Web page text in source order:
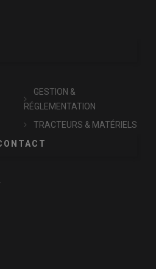
GESTION &
RÉGLEMENTATION
TRACTEURS & MATÉRIELS